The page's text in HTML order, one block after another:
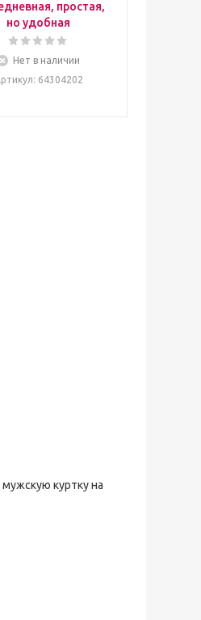
простая,
но удобная
Нет в наличии
: 64304202
куртку на